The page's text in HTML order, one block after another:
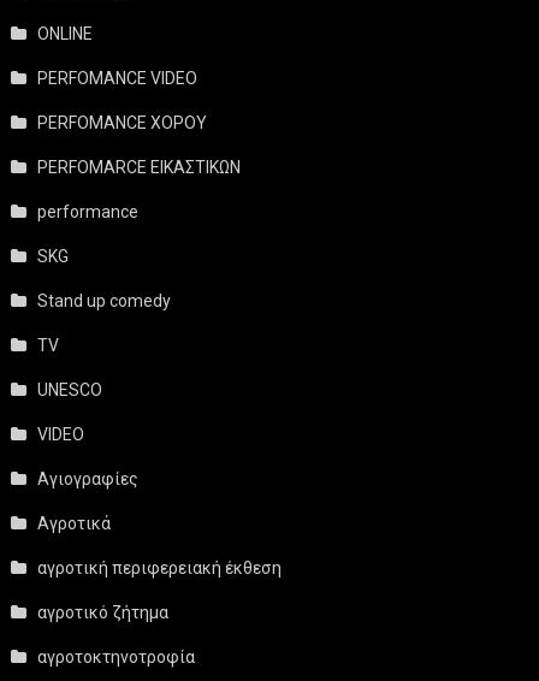
ONLINE
PERFOMANCE VIDEO
PERFOMANCE ΧΟΡΟΥ
PERFOMARCE ΕΙΚΑΣΤΙΚΩΝ
performance
SKG
Stand up comedy
TV
UNESCO
VIDEO
Αγιογραφίες
Αγροτικά
αγροτική περιφερειακή έκθεση
αγροτικό ζήτημα
αγροτοκτηνοτροφία